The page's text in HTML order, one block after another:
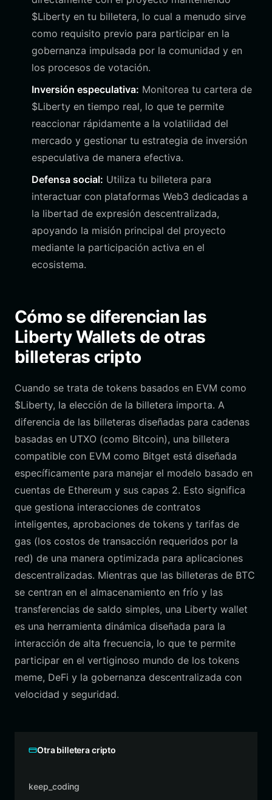
$Liberty en tu billetera, lo cual a menudo sirve
como requisito previo para participar en la
gobernanza impulsada por la comunidad y en
los procesos de votación.
Inversión especulativa: Monitorea tu cartera de
$Liberty en tiempo real, lo que te permite
reaccionar rápidamente a la volatilidad del
mercado y gestionar tu estrategia de inversión
especulativa de manera efectiva.
Defensa social: Utiliza tu billetera para
interactuar con plataformas Web3 dedicadas a
la libertad de expresión descentralizada,
apoyando la misión principal del proyecto
mediante la participación activa en el
ecosistema.
Cómo se diferencian las
Liberty Wallets de otras
billeteras cripto
Cuando se trata de tokens basados en EVM como
$Liberty, la elección de la billetera importa. A
diferencia de las billeteras diseñadas para cadenas
basadas en UTXO (como Bitcoin), una billetera
compatible con EVM como Bitget está diseñada
específicamente para manejar el modelo basado en
cuentas de Ethereum y sus capas 2. Esto significa
que gestiona interacciones de contratos
inteligentes, aprobaciones de tokens y tarifas de
gas (los costos de transacción requeridos por la
red) de una manera optimizada para aplicaciones
descentralizadas. Mientras que las billeteras de BTC
se centran en el almacenamiento en frío y las
transferencias de saldo simples, una Liberty wallet
es una herramienta dinámica diseñada para la
interacción de alta frecuencia, lo que te permite
participar en el vertiginoso mundo de los tokens
meme, DeFi y la gobernanza descentralizada con
velocidad y seguridad.
Otra billetera cripto
keep_coding